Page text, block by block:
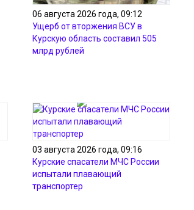
06 августа 2026 года, 09:12
Ущерб от вторжения ВСУ в
Курскую область составил 505
млрд рублей
03 августа 2026 года, 09:16
Курские спасатели МЧС России
испытали плавающий
транспортер